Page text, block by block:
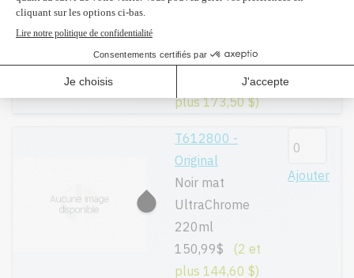
220ml
(2 et
plus 173,50 $)
T612800 -
Original
Noir mat
UltraChrome
220ml
150,99$
(2 et
plus 144,60 $)
Ajouter